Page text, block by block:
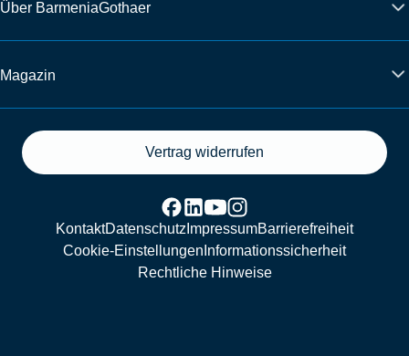
Über BarmeniaGothaer
Magazin
Vertrag widerrufen
KontaktDatenschutz ImpressumBarrierefreiheit
Cookie-Einstellungen Informationssicherheit
Rechtliche Hinweise